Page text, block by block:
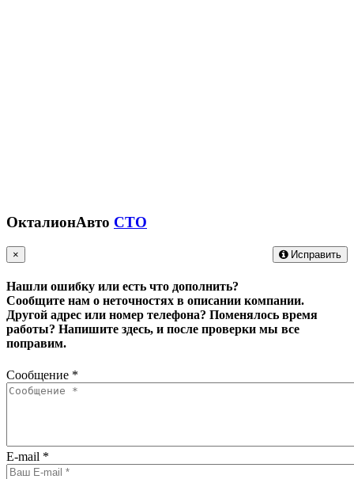
ОкталионАвто СТО
Исправить
×
Нашли ошибку или есть что дополнить?
Сообщите нам о неточностях в описании компании.
Другой адрес или номер телефона? Поменялось время
работы? Напишите здесь, и после проверки мы все
поправим.
Сообщение *
E-mail *